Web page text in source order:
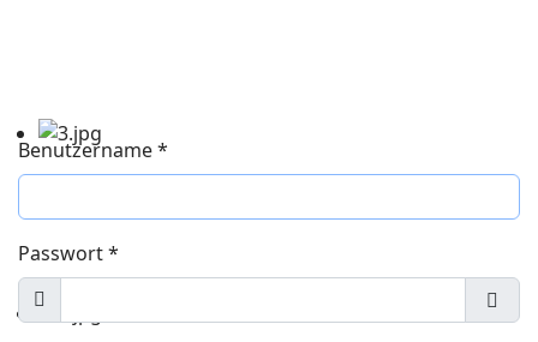
Benutzername*
Passwort*
Anzeigen